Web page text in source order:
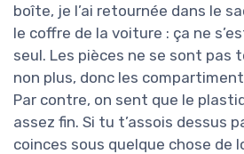
boîte, je l’ai retournée dans le
le coffre de la voiture : ça ne
seul. Les pièces ne se sont pas
non plus, donc les
Par contre, on sent que le
assez fin. Si tu t’assois dessus
coinces sous quelque chose de